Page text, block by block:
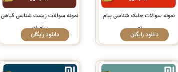
نمونه سوالات جلبک شناسی پیام
نور
دانلود رایگان
نمونه سوالات زیست شناسی گیاهی
پیام نور
دانلود رایگان